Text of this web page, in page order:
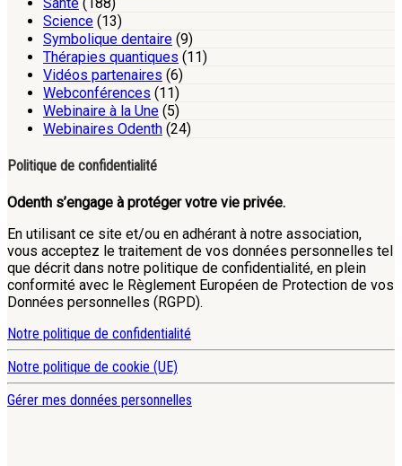
Science (13)
Symbolique dentaire (9)
Thérapies quantiques (11)
Vidéos partenaires (6)
Webconférences (11)
Webinaire à la Une (5)
Webinaires Odenth (24)
Politique de confidentialité
Odenth s’engage à protéger votre vie privée.
En utilisant ce site et/ou en adhérant à notre association,
vous acceptez le traitement de vos données personnelles tel
que décrit dans notre politique de confidentialité, en plein
conformité avec le Règlement Européen de Protection de vos
Données personnelles (RGPD).
Notre politique de confidentialité
Notre politique de cookie (UE)
Gérer mes données personnelles